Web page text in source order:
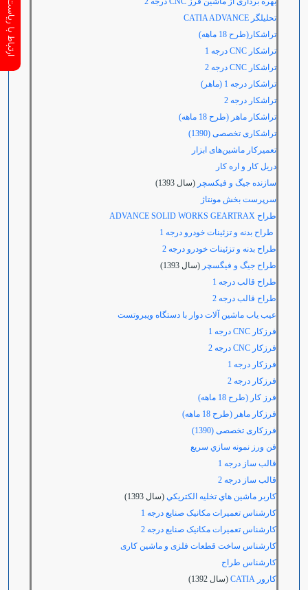
تحلیلگر CATIA ADVANCE
تراشکار(طرح 18 ماهه)
تراشکار CNC درجه
تراشکار CNC درجه
تراشکار درجه 1 (ماهر)
تراشکار درجه 2
تراشكار ماهر (طرح 18 ماهه)
تراشکاری تخصصی (1390)
تعمیرکار ماشین‌های ابزار
دریل کار و اره کار
سازنده جیگ و فیکسچر (سال 1393)
سرپرست بخش مونتاژ
طراح ADVANCE SOLID WORKS GEARTRAX
طراح بدنه و تزئینات خودرو درجه 1
طراح بدنه و تزئینات خودرو درجه 2
طراح جیگ و فیگسچر (سال 1393)
طراح قالب درجه 1
طراح قالب درجه 2
عیب یاب ماشین آلات دوار با دستگاه ویبروتست
فرزكار CNC درجه
فرزکار CNC درجه 2
فرزکار درجه 1
فرزکار درجه 2
فرز کار (طرح 18 ماهه)
فرزكار ماهر (طرح 18 ماهه)
فرزکاری تخصصی (1390)
فن ورز نمونه سازي سريع
قالب ساز درجه 1
قالب ساز درجه 2
كاربر ماشين هاي تخليه الكتريكي (سال 1393)
کارشناس تعمیرات مکانیک صنایع درجه 1
کارشناس تعمیرات مکانیک صنایع درجه 2
کارشناس ساخت قطعات فلزی و ماشین کاری
كارشناس طراح
کارور CATIA
(سال 1392)